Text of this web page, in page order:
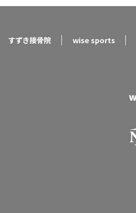
すずき接骨院 wise sports